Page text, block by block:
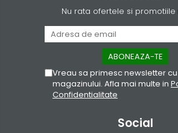
Nu rata ofertele si promotiile
Vreau sa primesc newsletter
magazinului. Afla mai multe in
Confidentialitate
Social